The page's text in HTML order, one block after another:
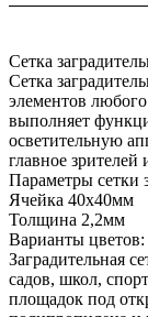
Сетка
Сетка
элементов
выполняет
осветительную
главное
Параметры сетки
Ячейка 40х40мм
Толщина 2,2мм
Варианты цветов:
Заградительная
садов, школ,
площадок под